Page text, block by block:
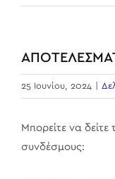
25 Ιουνίου, 2024
Μπορείτε να
συνδέσμους: